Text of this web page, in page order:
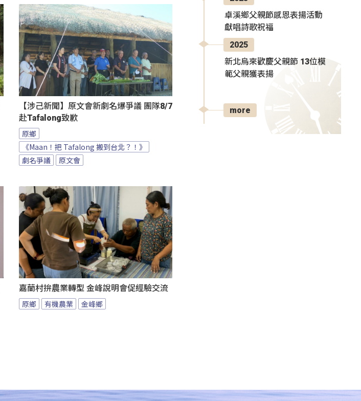
【涉己新聞】原文會新劇名爆爭議 團隊8/7
赴Tafalong致歉
原鄉
《Maan！把 Tafalong 搬到台北？！》
劇名爭議
原文會
嘉蘭村拚農業轉型 金峰說明會促經驗交流
原鄉 有機農業 金峰鄉
卓溪鄉父親節感恩表揚活動
獻唱詩歌祝福
2025
新北烏來歡慶父親節 13位模
範父親獲表揚
more